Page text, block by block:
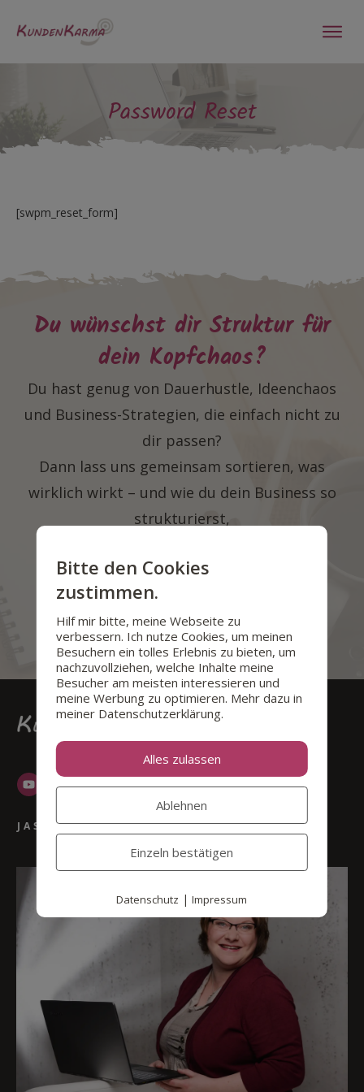
Password Reset
[swpm_reset_form]
Du wünschst dir Struktur für
dein Kopfchaos?
Du hast genug von Dauerhustle, Ideenchaos
und Business-Strategien, die einfach nicht zu
dir passen?
Dann lass uns gemeinsam sortieren, was
wirklich wirkt – und wie du dein Business so
strukturierst,
Gespräch buchen
JASMIN GRIGUTSCH
Bitte den Cookies
zustimmen.
Hilf mir bitte, meine Webseite zu
verbessern. Ich nutze Cookies, um meinen
Besuchern ein tolles Erlebnis zu bieten, um
nachzuvollziehen, welche Inhalte meine
Besucher am meisten interessieren und
meine Werbung zu optimieren. Mehr dazu in
meiner Datenschutzerklärung.
Alles zulassen
Ablehnen
Einzeln bestätigen
Datenschutz |Impressum